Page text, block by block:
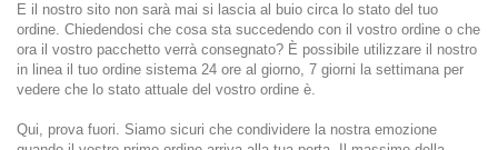
E il nostro sito non sarà mai si lascia al buio circa lo stato del tuo
ordine. Chiedendosi che cosa sta succedendo con il vostro ordine o che
ora il vostro pacchetto verrà consegnato? È possibile utilizzare il nostro
in linea il tuo ordine sistema 24 ore al giorno, 7 giorni la settimana per
vedere che lo stato attuale del vostro ordine è.
Qui, prova fuori. Siamo sicuri che condividere la nostra emozione